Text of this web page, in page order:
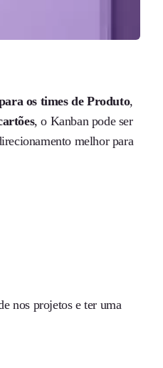
os times de Produto,
, o Kanban pode ser
melhor para
nos projetos e ter uma